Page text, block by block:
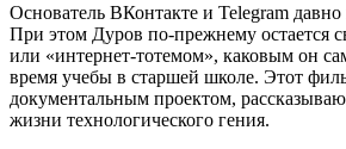
Основатель ВКонтакте и Telegram
При этом Дуров по-прежнему остается
или «интернет-тотемом», каковым он
время учебы в старшей школе. Этот
документальным проектом,
жизни технологического гения.